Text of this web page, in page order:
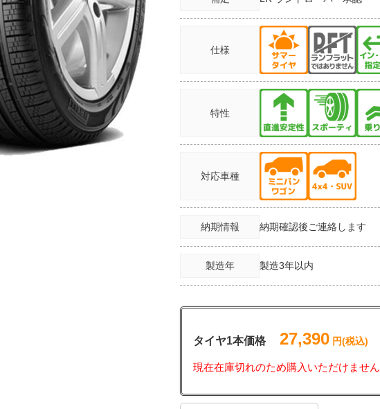
仕様
特性
対応車種
納期情報 納期確認後ご連絡します
製造年 製造3年以内
タイヤ1本価格 27,390 円(税込)
現在在庫切れのため購入いただけません